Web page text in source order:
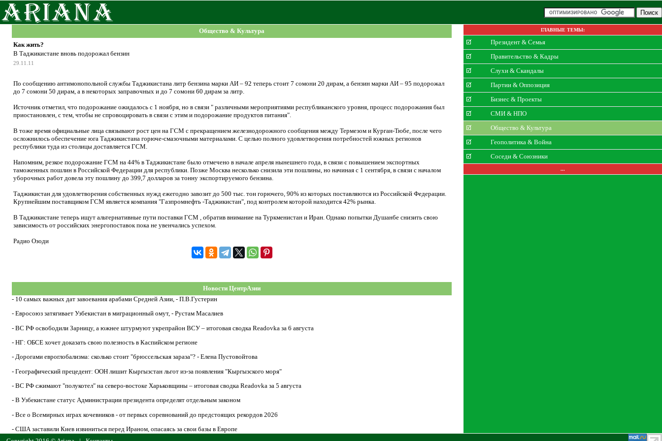
Общество & Культура
Как жить?
В Таджикистане вновь подорожал бензин
29.11.11
По сообщению антимонопольной службы Таджикистана литр бензина марки АИ – 92 теперь стоит 7 сомони 20 дирам, а бензин марки АИ – 95 подорожал
до 7 сомони 50 дирам, а в некоторых заправочных и до 7 сомони 60 дирам за литр.
Источник отметил, что подорожание ожидалось с 1 ноября, но в связи " различными мероприятиями республиканского уровня, процесс подорожания был
приостановлен, с тем, чтобы не спровоцировать в связи с этим и подорожание продуктов питания".
В тоже время официальные лица связывают рост цен на ГСМ с прекращением железнодорожного сообщения между Термезом и Курган-Тюбе, после чего
осложнилось обеспечение юга Таджикистана горюче-смазочными материалами. С целью полного удовлетворения потребностей южных регионов
республики туда из столицы доставляется ГСМ.
Напомним, резкое подорожание ГСМ на 44% в Таджикистане было отмечено в начале апреля нынешнего года, в связи с повышением экспортных
таможенных пошлин в Российской Федерации для республики. Позже Москва несколько снизила эти пошлины, но начиная с 1 сентября, в связи с началом
уборочных работ довела эту пошлину до 399,7 долларов за тонну экспортируемого бензина.
Таджикистан для удовлетворения собственных нужд ежегодно завозит до 500 тыс. тон горючего, 90% из которых поставляются из Российской Федерации.
Крупнейшим поставщиком ГСМ является компания "Газпромнефть -Таджикистан", под контролем которой находится 42% рынка.
В Таджикистане теперь ищут альтернативные пути поставки ГСМ , обратив внимание на Туркменистан и Иран. Однако попытки Душанбе снизить свою
зависимость от российских энергопоставок пока не увенчались успехом.
Радио Озоди
Новости ЦентрАзии
- 10 самых важных дат завоевания арабами Средней Азии, - П.В.Густерин
- Евросоюз затягивает Узбекистан в миграционный омут, - Рустам Масалиев
- ВС РФ освободили Зарницу, а южнее штурмуют укрепрайон ВСУ – итоговая сводка Readovka за 6 августа
- НГ: ОБСЕ хочет доказать свою полезность в Каспийском регионе
- Дорогами евроглобализма: сколько стоит "брюссельская зараза"? - Елена Пустовойтова
- Географический прецедент: ООН лишит Кыргызстан льгот из-за появления "Кыргызского моря"
- ВС РФ сжимают "полукотел" на северо-востоке Харьковщины – итоговая сводка Readovka за 5 августа
- В Узбекистане статус Администрации президента определят отдельным законом
- Все о Всемирных играх кочевников - от первых соревнований до предстоящих рекордов 2026
- США заставили Киев извиниться перед Ираном, опасаясь за свои базы в Европе
ГЛАВНЫЕ ТЕМЫ:
Президент & Семья
Правительство & Кадры
Слухи & Скандалы
Партии & Оппозиция
Бизнес & Проекты
СМИ & НПО
Общество & Культура
Геополитика & Война
Соседи & Союзники
...